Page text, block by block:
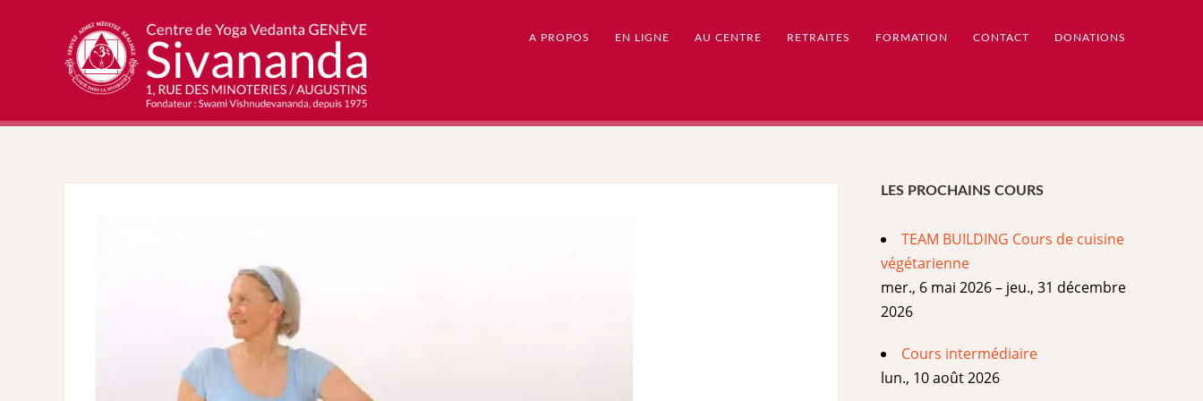
A PROPOS EN LIGNE AU CENTRE RETRAITES FORMATION CONTACT DONATIONS
LES PROCHAINS COURS
TEAM BUILDING Cours de cuisine
végétarienne
mer., 6 mai 2026 – jeu., 31 décembre
2026
Cours intermédiaire
lun., 10 août 2026